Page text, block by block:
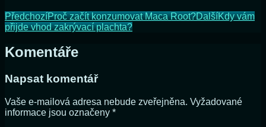
PředchozíProč začít konzumovat Maca Root?DalšíKdy vám
přijde vhod zakrývací plachta?
Komentáře
Napsat komentář
Vaše e-mailová adresa nebude zveřejněna. Vyžadované
informace jsou označeny *